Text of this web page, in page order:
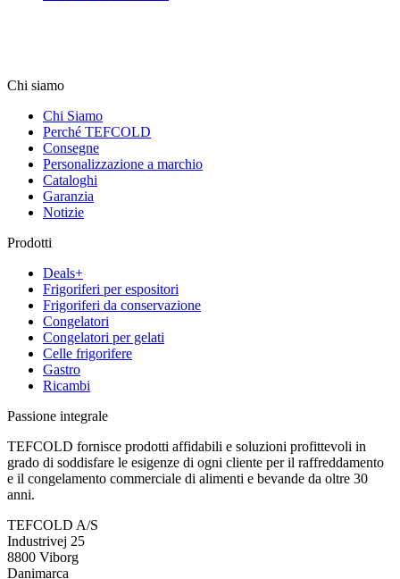
Chi siamo
Chi Siamo
Perché TEFCOLD
Consegne
Personalizzazione a marchio
Cataloghi
Garanzia
Notizie
Prodotti
Deals+
Frigoriferi per espositori
Frigoriferi da conservazione
Congelatori
Congelatori per gelati
Celle frigorifere
Gastro
Ricambi
Passione integrale
TEFCOLD fornisce prodotti affidabili e soluzioni profittevoli in
grado di soddisfare le esigenze di ogni cliente per il raffreddamento
e il congelamento commerciale di alimenti e bevande da oltre 30
anni.
TEFCOLD A/S
Industrivej 25
8800 Viborg
Danimarca